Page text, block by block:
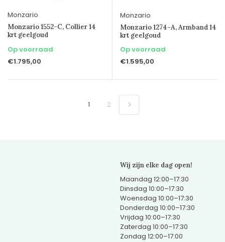
Monzario
Monzario 1552-C, Collier 14
krt geelgoud
Op voorraad
€1.795,00
Monzario
Monzario 1274-A, Armband 14
krt geelgoud
Op voorraad
€1.595,00
1 2
Wij zijn elke dag open!
Maandag 12:00–17:30
Dinsdag 10:00–17:30
Woensdag 10:00–17:30
Donderdag 10:00–17:30
Vrijdag 10:00–17:30
Zaterdag 10:00–17:30
Zondag 12:00–17:00